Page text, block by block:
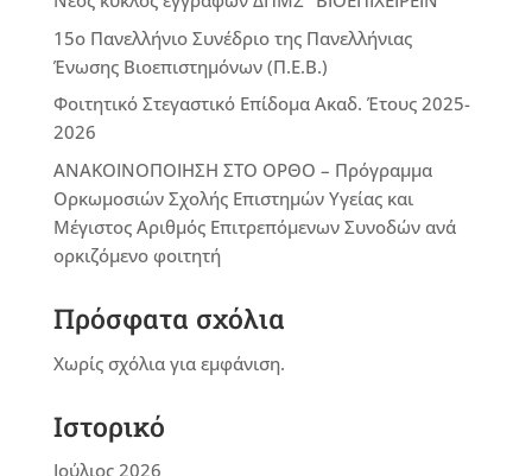
15ο Πανελλήνιο Συνέδριο της Πανελλήνιας
Ένωσης Βιοεπιστημόνων (Π.Ε.Β.)
Φοιτητικό Στεγαστικό Επίδομα Ακαδ. Έτους 2025-
2026
ΑΝΑΚΟΙΝΟΠΟΙΗΣΗ ΣΤΟ ΟΡΘΟ – Πρόγραμμα
Ορκωμοσιών Σχολής Επιστημών Υγείας και
Μέγιστος Αριθμός Επιτρεπόμενων Συνοδών ανά
ορκιζόμενο φοιτητή
Πρόσφατα σχόλια
Χωρίς σχόλια για εμφάνιση.
Ιστορικό
Ιούλιος 2026